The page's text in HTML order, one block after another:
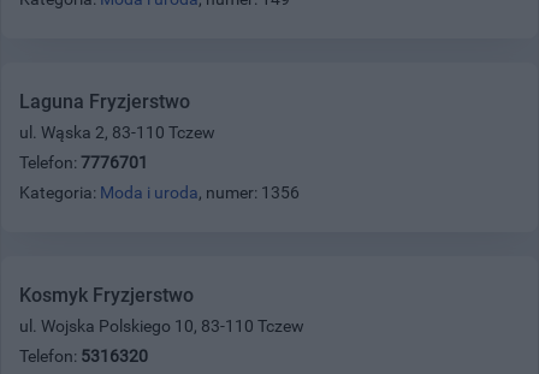
Laguna Fryzjerstwo
ul. Wąska 2, 83-110 Tczew
Telefon: 7776701
Kategoria: Moda i uroda, numer: 1356
Kosmyk Fryzjerstwo
ul. Wojska Polskiego 10, 83-110 Tczew
Telefon: 5316320